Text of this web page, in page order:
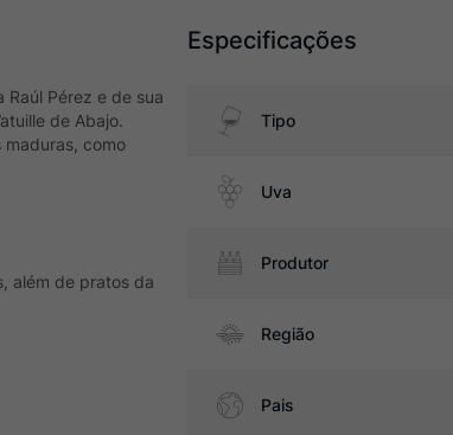
Raúl Pérez e de sua
de Abajo.
como
além de pratos da
Especificações
Tipo
Uva
Produtor
Região
Pais